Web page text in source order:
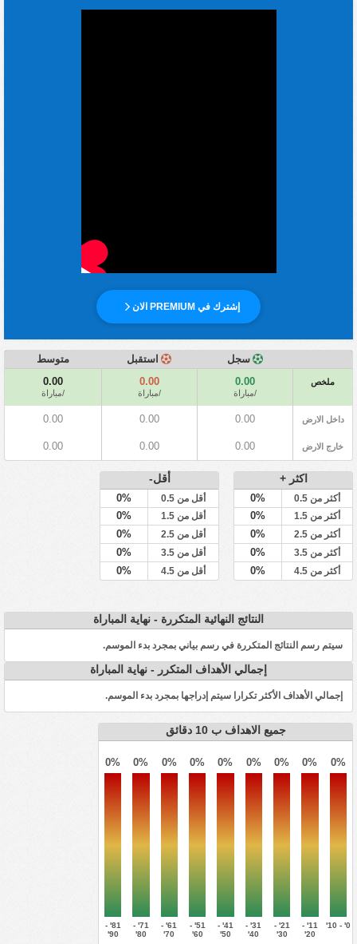
إشترك في PREMIUM الان
سجل استقبل متوسط
ملخص 0.00
/مباراة
0.00
/مباراة
0.00
/مباراة
داخل الارض 0.00
0.00
0.00
خارج الارض 0.00
0.00
0.00
اكثر +
أكثر من 0.5 0%
أكثر من 1.5 0%
أكثر من 2.5 0%
أكثر من 3.5 0%
أكثر من 4.5 0%
أقل-
أقل من 0.5 0%
أقل من 1.5 0%
أقل من 2.5 0%
أقل من 3.5 0%
أقل من 4.5 0%
النتائج النهائية المتكررة - نهاية المباراة
سيتم رسم النتائج المتكررة في رسم بياني بمجرد بدء الموسم.
إجمالي الأهداف المتكرر - نهاية المباراة
إجمالي الأهداف الأكثر تكرارا سيتم إدراجها بمجرد بدء الموسم.
جميع الاهداف ب 10 دقائق
0% 0% 0% 0% 0% 0% 0% 0% 0%
81' -
90'
71' -
80'
61' -
70'
51' -
60'
41' -
50'
31' -
40'
21' -
30'
11' -
20'
0' - 10'